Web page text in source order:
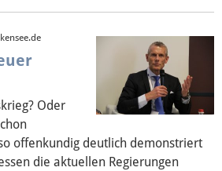
Oder
offenkundig deutlich demonstriert
die aktuellen Regierungen